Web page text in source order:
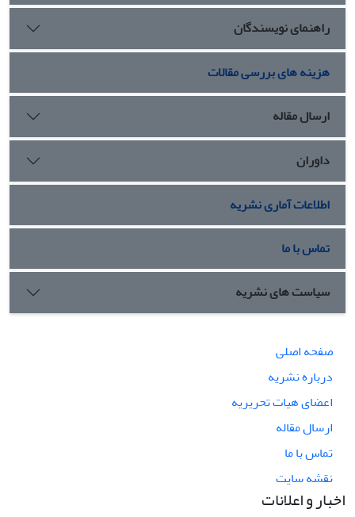
راهنمای نویسندگان
هزینه های بررسی مقالات
ارسال مقاله
داوران
اطلاعات آماری نشریه
تماس با ما
سیاست های نشریه
صفحه اصلی
درباره نشریه
اعضای هیات تحریریه
ارسال مقاله
تماس با ما
نقشه سایت
اخبار و اعلانات